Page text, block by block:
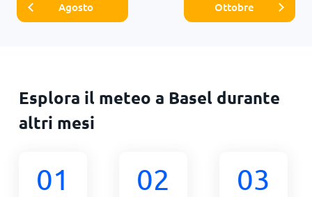
Agosto Ottobre
Esplora il meteo a Basel durante
altri mesi
01 02 03